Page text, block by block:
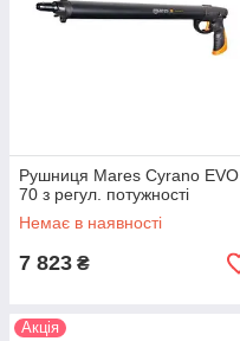
Рушниця Mares Cyrano EVO
70 з регул. потужності
Немає в наявності
7 823 ₴
Акція